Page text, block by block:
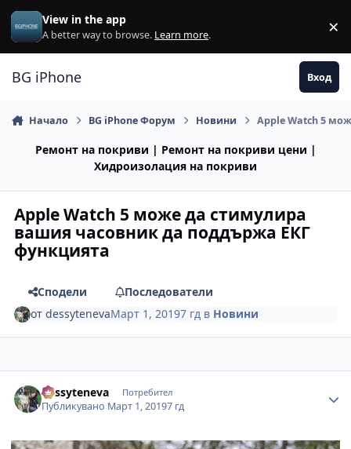
Премини към съдържанието
View in the app
A better way to browse. Learn more. ×
BG iPhone Вход
Начало BG iPhone Форум Новини Apple Watch 5
Ремонт на покриви | Ремонт на покриви цени |
Хидроизолация на покриви
Apple Watch 5 може да стимулира
вашия часовник да поддържа ЕКГ
функцията
Сподели
Последователи
отdessytenevaМарт 1, 20197 гд в Новини
dessyteneva Потребител
Публикувано Март 1, 20197 гд